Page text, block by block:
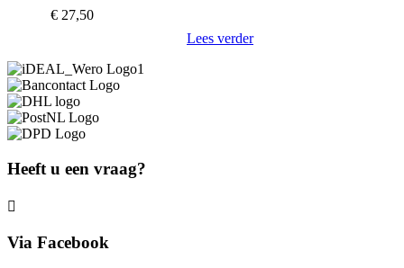
€ 27,50
Lees verder
Heeft u een vraag?
Via Facebook